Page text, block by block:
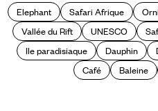
Elephant Safari Afrique
Vallée du Rift
UNESCO
Ile paradisiaque
Dauphin
Café
Baleine